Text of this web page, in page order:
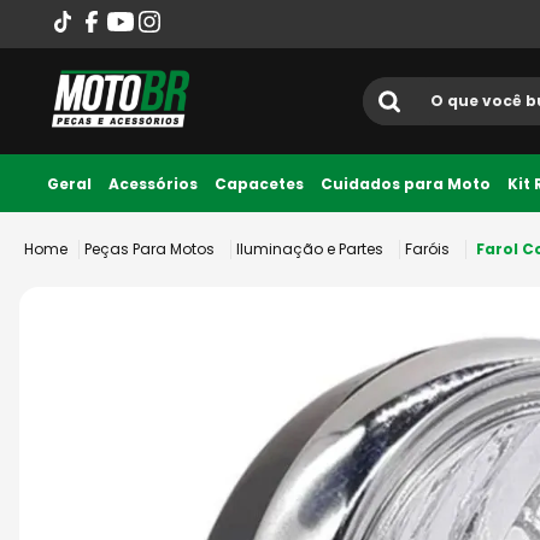
O que você busca?
Termos
1º ls2
norisk
capacete ls2
6º jaqueta
7º bau
8º axxis fenix
Geral Acessórios Capacetes Cuidados para Moto Kit
Peças Para Motos Iluminação e Partes Faróis Farol